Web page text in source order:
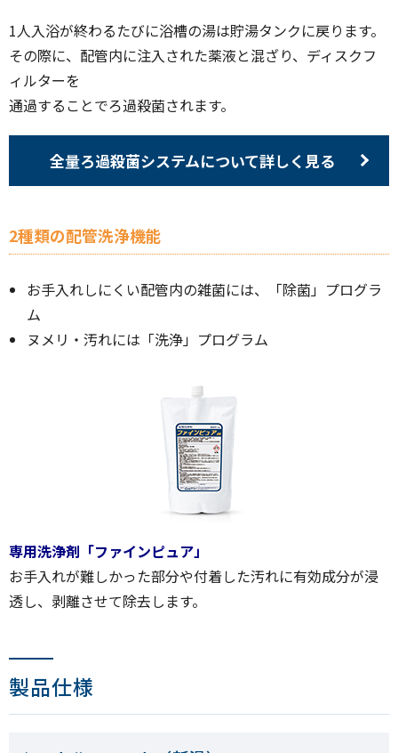
1人入浴が終わるたびに浴槽の湯は貯湯タンクに戻ります。
その際に、配管内に注入された薬液と混ざり、ディスクフ
ィルターを
通過することでろ過殺菌されます。
全量ろ過殺菌システムについて詳しく見る
2種類の配管洗浄機能
お手入れしにくい配管内の雑菌には、「除菌」プログラ
ム
ヌメリ・汚れには「洗浄」プログラム
専用洗浄剤「ファインピュア」
お手入れが難しかった部分や付着した汚れに有効成分が浸
透し、剥離させて除去します。
製品仕様